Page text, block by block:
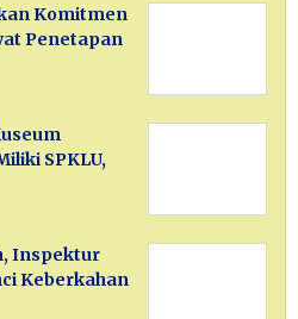
Komitmen
Penetapan
SPKLU,
Inspektur
Keberkahan